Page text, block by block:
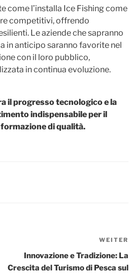
come l’installa Ice Fishing come
competitivi, offrendo
Le aziende che sapranno
in anticipo saranno favorite nel
con il loro pubblico,
in continua evoluzione.
il progresso tecnologico e la
indispensabile per il
di qualità.
WEITER
Innovazione e Tradizione: La
Crescita del Turismo di Pesca sul